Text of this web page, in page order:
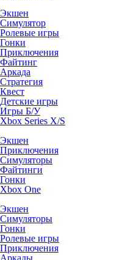
Экшен
Симулятор
Ролевые игры
Гонки
Приключения
Файтинг
Аркада
Стратегия
Квест
Детские игры
Игры Б/У
Xbox Series X/S
Экшен
Приключения
Симуляторы
Файтинги
Гонки
Xbox One
Экшен
Симуляторы
Гонки
Ролевые игры
Приключения
Аркады